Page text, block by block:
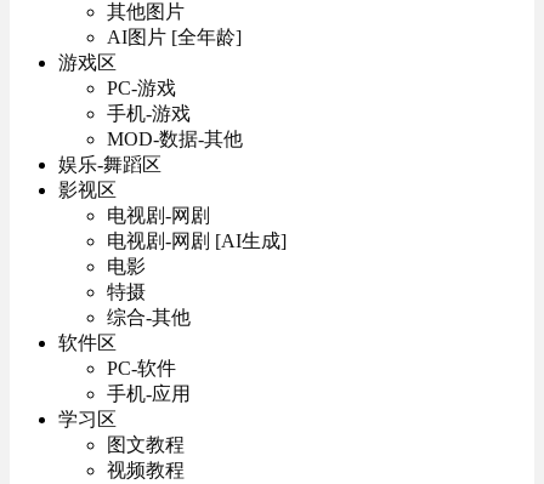
其他图片
AI图片 [全年龄]
游戏区
PC-游戏
手机-游戏
MOD-数据-其他
娱乐-舞蹈区
影视区
电视剧-网剧
电视剧-网剧 [AI生成]
电影
特摄
综合-其他
软件区
PC-软件
手机-应用
学习区
图文教程
视频教程